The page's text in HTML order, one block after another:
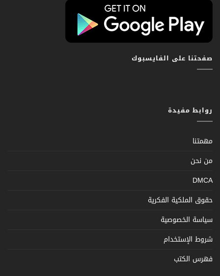
صفحتنا على الفايسبوك
روابط مفيدة
مهمتنا
من نحن
DMCA
حقوق الملكية الفكرية
سياسة الخصوصية
شروط الإستخدام
فهرس الكتب